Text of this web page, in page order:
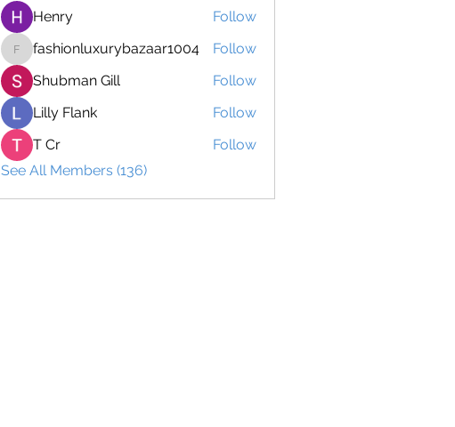
Henry
Follow
fashionluxurybazaar1004
fashionluxurybazaar1004
Follow
Shubman Gill
Follow
Lilly Flank
Follow
T Cr
Follow
See All Members (136)